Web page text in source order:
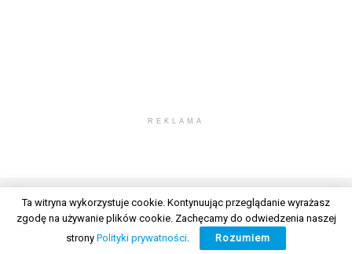
REKLAMA
© 2026 Wszelkie prawa zastrzeżone. Radio Lublin S.A. w likwidacji
Ta witryna wykorzystuje cookie. Kontynuując przeglądanie wyrażasz
zgodę na używanie plików cookie. Zachęcamy do odwiedzenia naszej
strony Polityki prywatności. Rozumiem